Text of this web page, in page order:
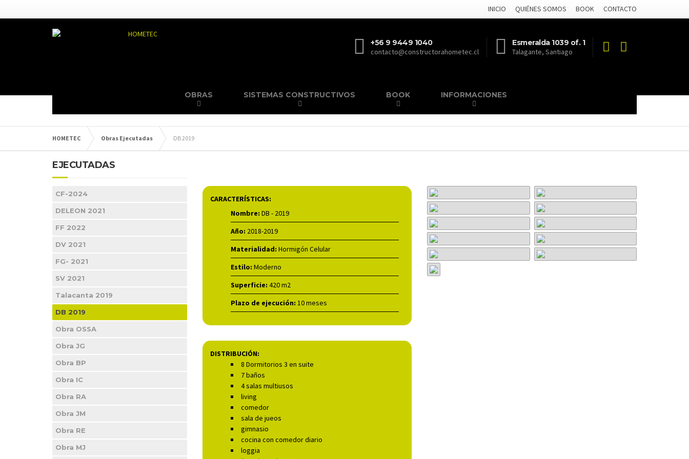
INICIO QUIÉNES SOMOS BOOK CONTACTO
+56 9 9449 1040
contacto@constructorahometec.cl
Esmeralda 1039 of. 1
Talagante, Santiago
OBRAS SISTEMAS CONSTRUCTIVOS BOOK INFORMACIONES
HOMETEC Obras Ejecutadas DB 2019
CARACTERÍSTICAS:
Nombre: DB - 2019
Año: 2018-2019
Materialidad: Hormigón Celular
Estilo: Moderno
Superficie: 420 m2
Plazo de ejecución: 10 meses
DISTRIBUCIÓN:
8 Dormitorios 3 en suite
7 baños
4 salas multiusos
living
comedor
sala de jueos
gimnasio
cocina con comedor diario
loggia
EJECUTADAS
CF-2024
DELEON 2021
FF 2022
DV 2021
FG- 2021
SV 2021
Talacanta 2019
DB 2019
Obra OSSA
Obra JG
Obra BP
Obra IC
Obra RA
Obra JM
Obra RE
Obra MJ